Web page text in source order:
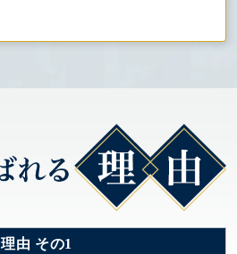
理由 その1